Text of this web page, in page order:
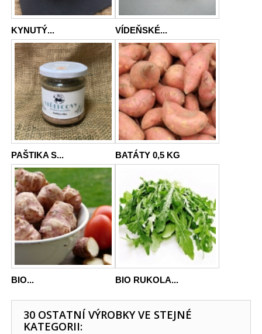
KYNUTÝ... VÍDEŇSKÉ...
PAŠTIKA S... BATÁTY 0,5 KG
BIO... BIO RUKOLA...
30 OSTATNÍ VÝROBKY VE STEJNÉ
KATEGORII: